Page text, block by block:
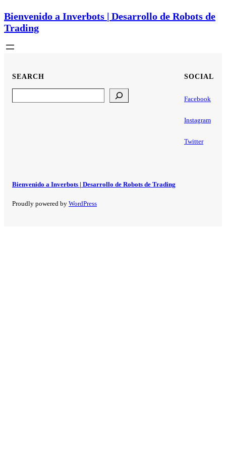
Bienvenido a Inverbots | Desarrollo de Robots de
Trading
SEARCH SOCIAL
Facebook
Instagram
Twitter
Bienvenido a Inverbots | Desarrollo de Robots de Trading
Proudly powered by WordPress